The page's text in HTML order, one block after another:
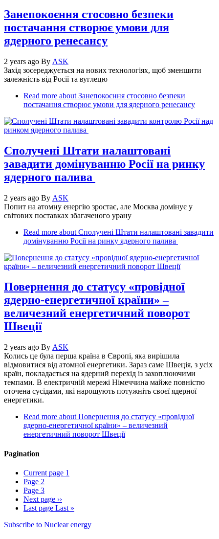
Занепокоєння стосовно безпеки
постачання створює умови для
ядерного ренесансу
2 years ago By ASK
Захід зосереджується на нових технологіях, щоб зменшити
залежність від Росії та вуглецю
Read more about Занепокоєння стосовно безпеки
постачання створює умови для ядерного ренесансу
Сполучені Штати налаштовані
завадити домінуванню Росії на ринку
ядерного палива
2 years ago By ASK
Попит на атомну енергію зростає, але Москва домінує у
світових поставках збагаченого урану
Read more about Сполучені Штати налаштовані завадити
домінуванню Росії на ринку ядерного палива
Повернення до статусу «провідної
ядерно-енергетичної країни» –
величезний енергетичний поворот
Швеції
2 years ago By ASK
Колись це була перша країна в Європі, яка вирішила
відмовитися від атомної енергетики. Зараз саме Швеція, з усіх
країн, покладається на ядерний перехід із захоплюючими
темпами. В електричній мережі Німеччина майже повністю
оточена сусідами, які нарощують потужніть своєї ядерної
енергетики.
Read more about Повернення до статусу «провідної
ядерно-енергетичної країни» – величезний
енергетичний поворот Швеції
Pagination
Current page 1
Page 2
Page 3
Next page ››
Last page Last »
Subscribe to Nuclear energy